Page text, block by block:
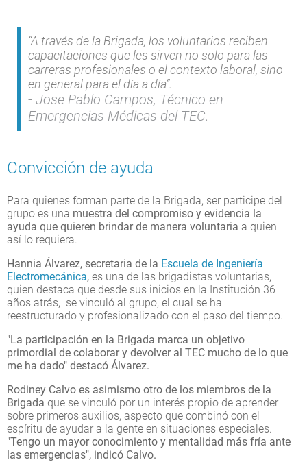
“A través de la Brigada, los voluntarios reciben
capacitaciones que les sirven no solo para las
carreras profesionales o el contexto laboral, sino
en general para el día a día”.
Jose Pablo Campos, Técnico en
Emergencias Médicas del TEC.
Convicción de ayuda
Para quienes forman parte de la Brigada, ser participe del
grupo es una muestra del compromiso y evidencia la
ayuda que quieren brindar de manera voluntaria a quien
así lo requiera.
Hannia Álvarez, secretaria de la Escuela de Ingeniería
Electromecánica, es una de las brigadistas voluntarias,
quien destaca que desde sus inicios en la Institución 36
años atrás, se vinculó al grupo, el cual se ha
reestructurado y profesionalizado con el paso del tiempo.
"La participación en la Brigada marca un objetivo
primordial de colaborar y devolver al TEC mucho de lo que
me ha dado" destacó Álvarez.
Rodiney Calvo es asimismo otro de los miembros de la
Brigada que se vinculó por un interés propio de aprender
sobre primeros auxilios, aspecto que combinó con el
espíritu de ayudar a la gente en situaciones especiales.
"Tengo un mayor conocimiento y mentalidad más fría ante
las emergencias", indicó Calvo.